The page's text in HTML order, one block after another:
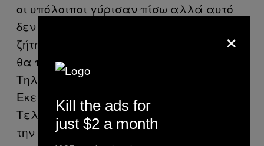
οι υπόλοιποι γύρισαν πίσω αλλά αυτό
δεν ήταν δικό μου πρόβλημα. Μου
ζήτησαν να τους βρω ένα αυτοκίνητο και
θα πλήρωναν καλά λεφτά.
Τηλεφώνησα στο γνωστό μου στη Σερβία.
Εκείνος πήρε 5.000 ευρώ και εγώ 2.000.
Τελικά δεν πήρα ποτέ το λεωφορείο για
την Αθήνα.
×
Kill the ads for
just $2 a month